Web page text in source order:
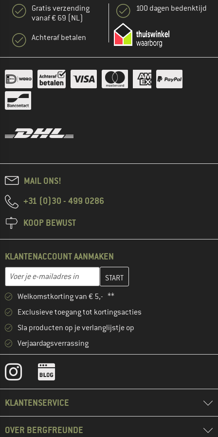
Gratis verzending
vanaf € 69 (NL)
Achteraf betalen
100 dagen bedenktijd
MAIL ONS!
+31 (0)30 - 499 0286
KOOP BEWUST
KLANTENACCOUNT AANMAKEN
E-mailadres
Vul je e-mailadres hier in en maak in de volgende stap je
Welkomstkorting van € 5,- **
Exclusieve toegang tot kortingsacties
Sla producten op je verlanglijstje op
Verjaardagsverrassing
KLANTENSERVICE
OVER BERGFREUNDE